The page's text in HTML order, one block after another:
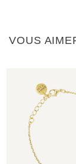
VOUS